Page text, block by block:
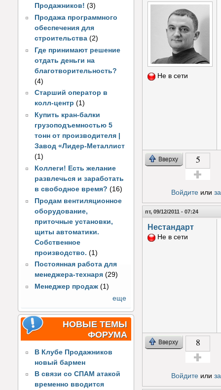
Продажников! (3)
Продажа программного
обеспечения для
строительства (2)
Где принимают решение
отдать деньги на
благотворительность?
(4)
Старший оператор в
колл-центр (1)
Купить кран-балки
грузоподъемностью 5
тонн от производителя |
Завод «Лидер-Металлист
(1)
Коллеги! Есть желание
развлечься и заработать
в свободное время? (16)
Продам вентиляционное
оборудование,
приточные установки,
щиты автоматики.
Собственное
производство. (1)
Постоянная работа для
менеджера-технаря (29)
Менеджер продаж (1)
еще
НОВЫЕ ТЕМЫ
ФОРУМА
В Клубе Продажников
новый бармен
В связи со СПАМ атакой
временно вводится
Не в сети
Вверху 5
Войдитеили
пт, 09/12/2011 - 07:24
Нестандарт
Не в сети
Вверху 8
Войдитеили